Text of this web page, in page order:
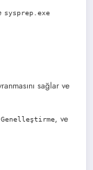
sysprep.exe
sağlar ve
Genelleştirme, ve